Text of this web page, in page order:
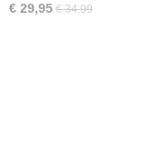
€ 29,95 € 34,99